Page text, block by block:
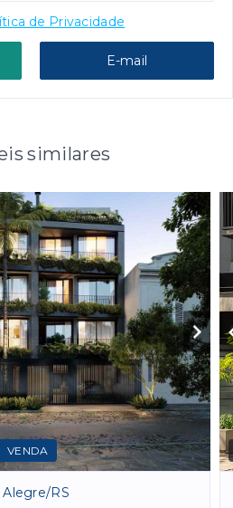
de Privacidade
E-mail
similares
VENDA
RS